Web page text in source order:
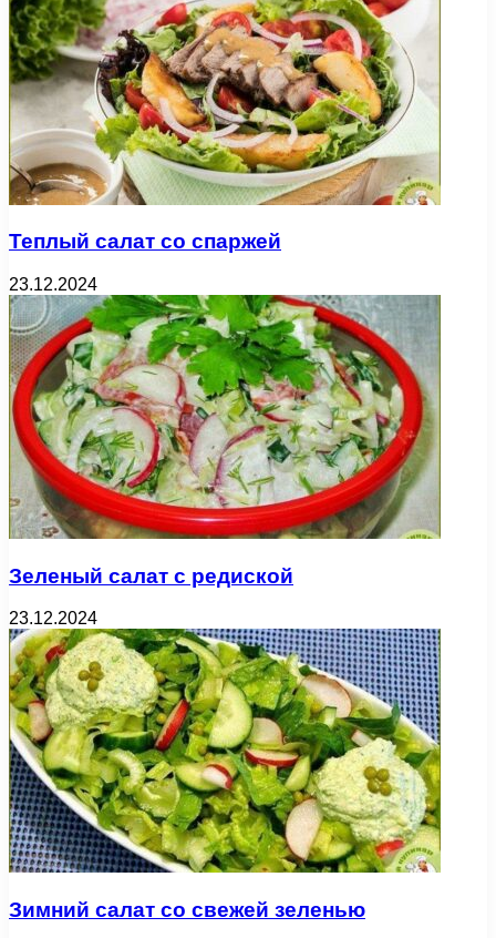
Теплый салат со спаржей
23.12.2024
Зеленый салат с редиской
23.12.2024
Зимний салат со свежей зеленью